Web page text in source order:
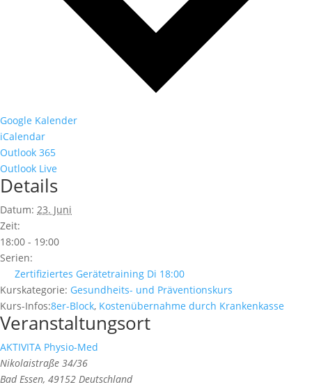
Google Kalender
iCalendar
Outlook 365
Outlook Live
Details
Datum: 23. Juni
Zeit:
18:00 - 19:00
Serien:
Zertifiziertes Gerätetraining Di 18:00
Kurskategorie: Gesundheits- und Präventionskurs
Kurs-Infos:8er-Block, Kostenübernahme durch Krankenkasse
Veranstaltungsort
AKTIVITA Physio-Med
Nikolaistraße 34/36
Bad Essen, 49152 Deutschland